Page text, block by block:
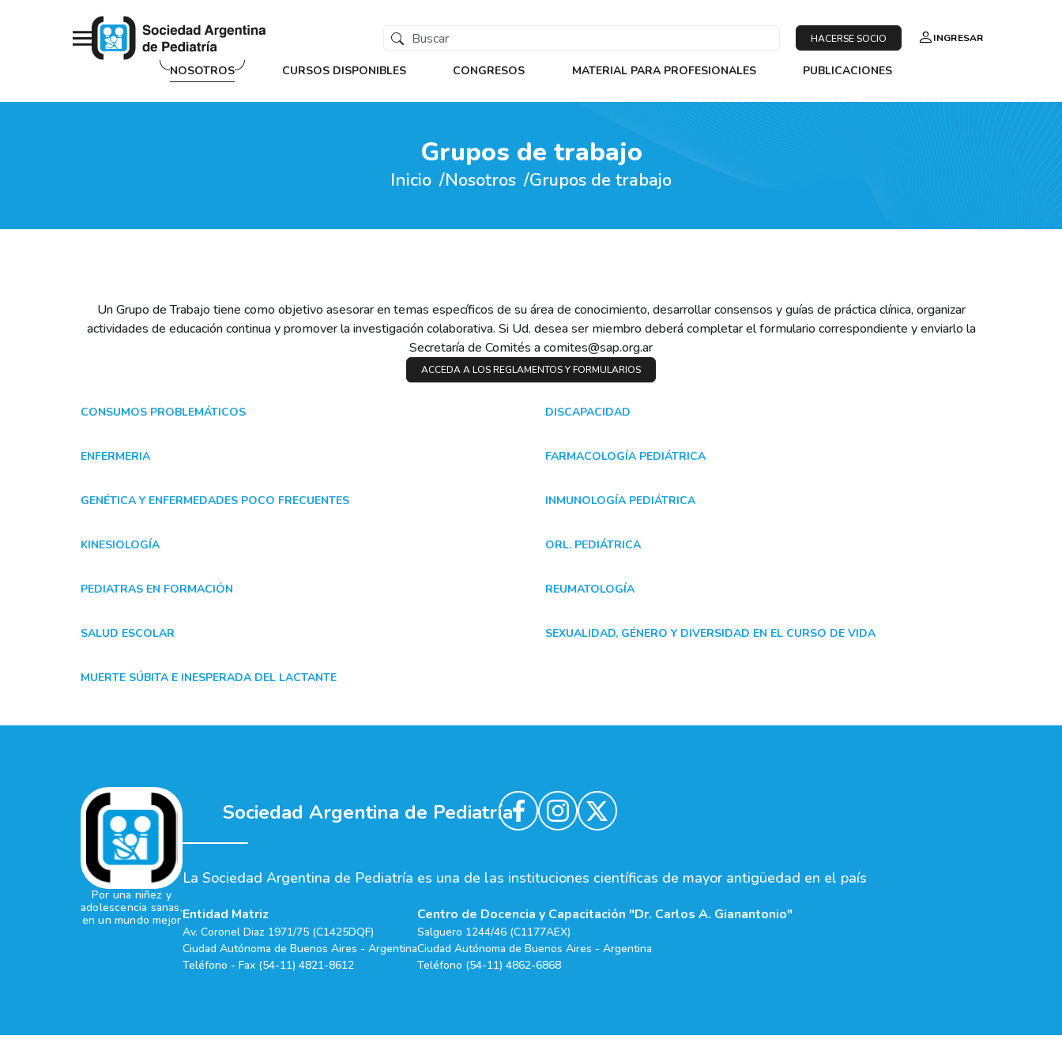
HACERSE SOCIO INGRESAR
NOSOTROS CURSOS DISPONIBLES CONGRESOS MATERIAL PARA PROFESIONALES PUBLICACIONES
Grupos de trabajo
Inicio Nosotros Grupos de trabajo
Un Grupo de Trabajo tiene como objetivo asesorar en temas específicos de su área de conocimiento, desarrollar consensos y guías de práctica clínica, organizar
actividades de educación continua y promover la investigación colaborativa. Si Ud. desea ser miembro deberá completar el formulario correspondiente y enviarlo la
Secretaría de Comités a comites@sap.org.ar
ACCEDA A LOS REGLAMENTOS Y FORMULARIOS
CONSUMOS PROBLEMÁTICOS DISCAPACIDAD
ENFERMERIA FARMACOLOGÍA PEDIÁTRICA
GENÉTICA Y ENFERMEDADES POCO FRECUENTES INMUNOLOGÍA PEDIÁTRICA
KINESIOLOGÍA ORL. PEDIÁTRICA
PEDIATRAS EN FORMACIÓN REUMATOLOGÍA
SALUD ESCOLAR SEXUALIDAD, GÉNERO Y DIVERSIDAD EN EL CURSO DE VIDA
MUERTE SÚBITA E INESPERADA DEL LACTANTE
Sociedad Argentina de Pediatría
Por una niñez y
adolescencia sanas,
en un mundo mejor
La Sociedad Argentina de Pediatría es una de las instituciones científicas de mayor antigüedad en el país
Entidad Matriz
Av. Coronel Diaz 1971/75 (C1425DQF)
Ciudad Autónoma de Buenos Aires - Argentina
Teléfono - Fax (54-11) 4821-8612
Centro de Docencia y Capacitación "Dr. Carlos A. Gianantonio"
Salguero 1244/46 (C1177AEX)
Ciudad Autónoma de Buenos Aires - Argentina
Teléfono (54-11) 4862-6868